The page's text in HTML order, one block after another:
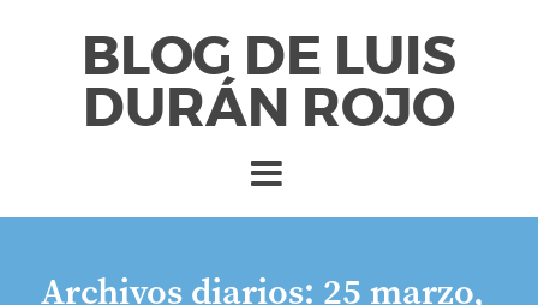
BLOG DE LUIS
DURÁN ROJO
Archivos diarios: 25 marzo,